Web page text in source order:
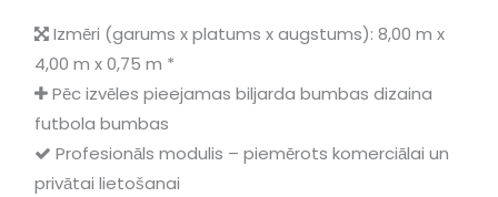
Izmēri (garums x platums x augstums): 8,00 m x
4,00 m x 0,75 m *
Pēc izvēles pieejamas biljarda bumbas dizaina
futbola bumbas
Profesionāls modulis – piemērots komerciālai un
privātai lietošanai